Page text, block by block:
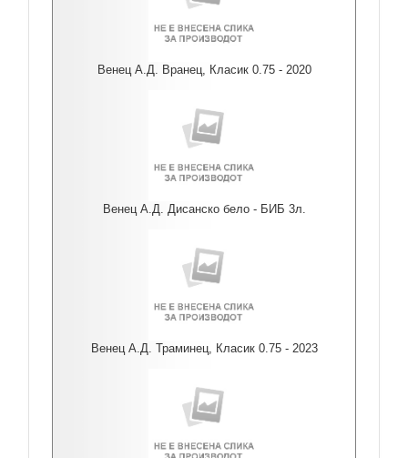
Венец А.Д. Вранец, Класик 0.75 - 2020
Венец А.Д. Дисанско бело - БИБ 3л.
Венец А.Д. Траминец, Класик 0.75 - 2023